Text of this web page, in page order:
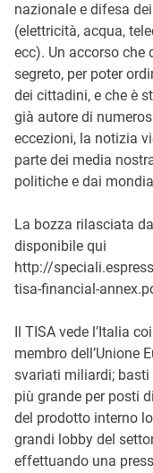
nazionale e difesa
(elettricità, acqua,
ecc). Un accorso che
segreto, per poter
dei cittadini, e che è
già autore di
eccezioni, la notizia
parte dei media
politiche e dai
La bozza rilasciata
disponibile qui
http://
tisa-financial-
Il TISA vede l’Italia
membro dell’Unione
svariati miliardi; basti
più grande per posti
del prodotto interno
grandi lobby del
effettuando una